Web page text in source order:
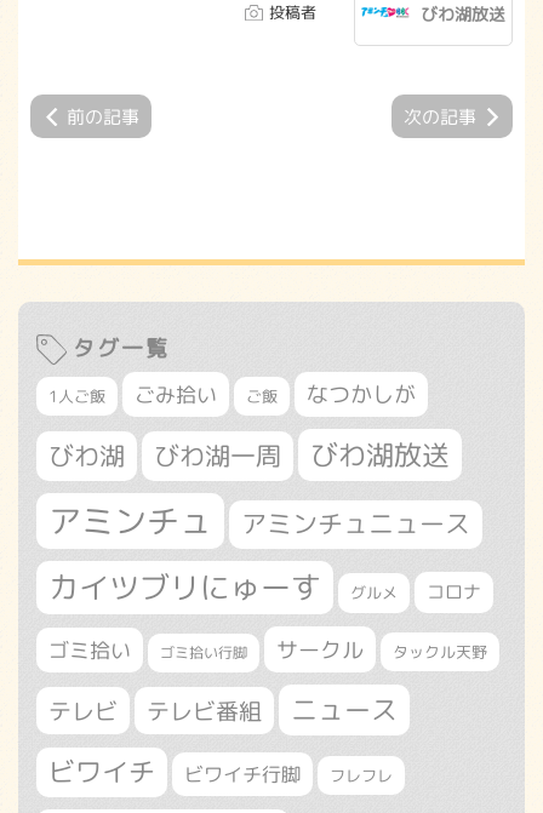
投稿者 びわ湖放送
前の記事 次の記事
タグ一覧
1人ご飯 ごみ拾い ご飯 なつかしが
びわ湖 びわ湖一周 びわ湖放送
アミンチュ アミンチュニュース
カイツブリにゅーす グルメ コロナ
ゴミ拾い ゴミ拾い行脚 サークル タックル天野
テレビ テレビ番組 ニュース
ビワイチ ビワイチ行脚 フレフレ